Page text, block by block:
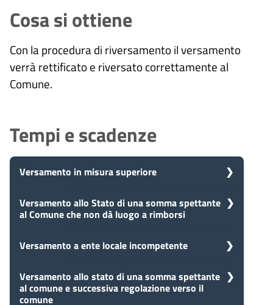
Cosa si ottiene
Con la procedura di riversamento il versamento
verrà rettificato e riversato correttamente al
Comune.
Tempi e scadenze
Versamento in misura superiore
5 Presa in carico
Dopo aver presentato la tua
procedimento e prenderà in carico
la tua domanda in 5 giorni.
Versamento allo Stato di una somma spettante
al Comune che non dà luogo a rimborsi
5 Presa in carico
richiesta, il comune avvia il
procedimento e prenderà in carico
la tua domanda in 5 giorni.
Versamento a ente locale incompetente
5
giorni
Presa in carico
Dopo aver presentato la tua
Versamento allo stato di una somma spettante
al comune e successiva regolazione verso il
comune